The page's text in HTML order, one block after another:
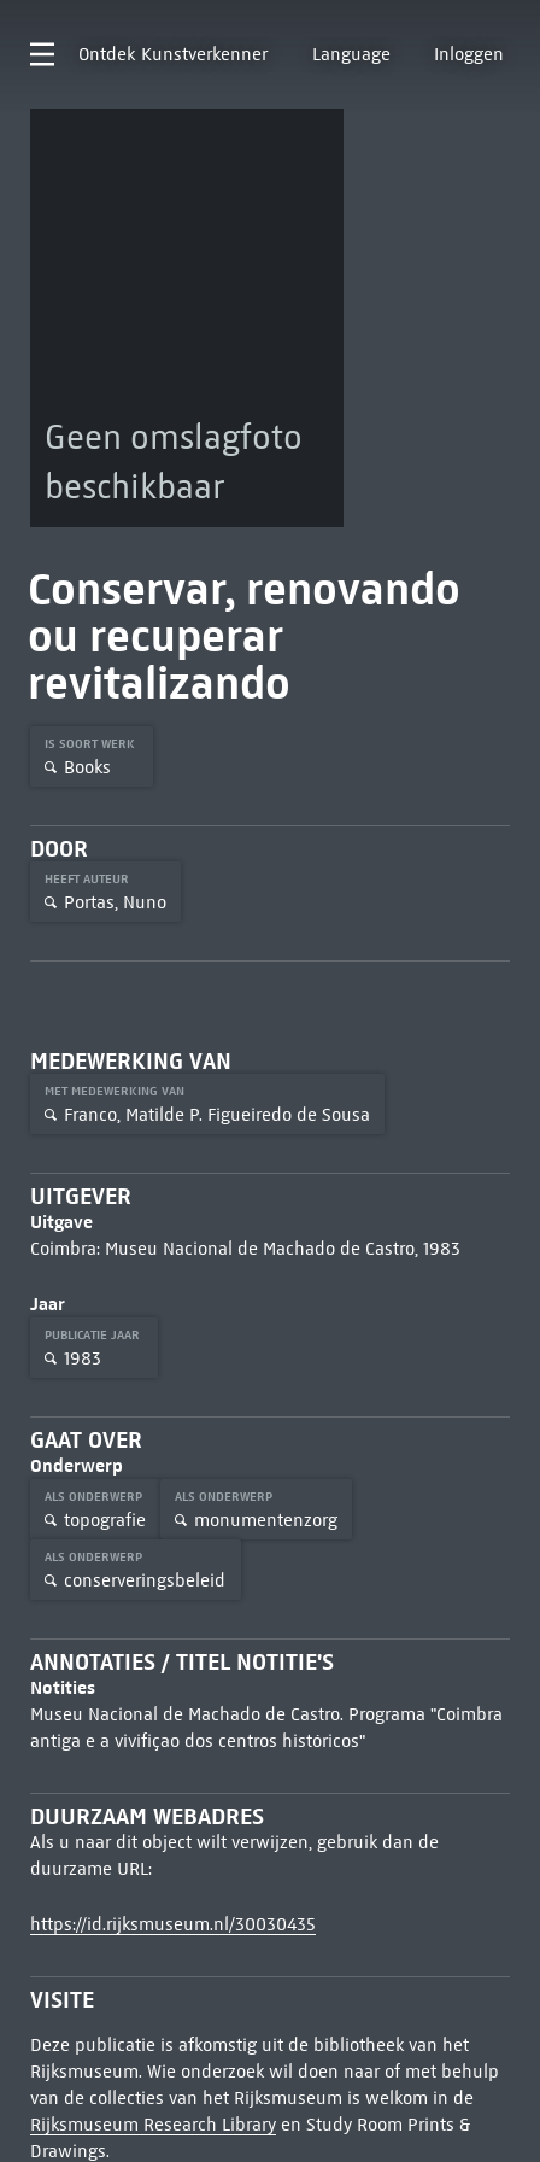
Ontdek Kunstverkenner Language Inloggen
Geen omslagfoto
beschikbaar
Conservar, renovando
ou recuperar
revitalizando
IS SOORT WERK
Books
DOOR
HEEFT AUTEUR
Portas, Nuno
MEDEWERKING VAN
MET MEDEWERKING VAN
Franco, Matilde P. Figueiredo de Sousa
UITGEVER
Uitgave
Coimbra: Museu Nacional de Machado de Castro, 1983
Jaar
PUBLICATIE JAAR
1983
GAAT OVER
Onderwerp
ALS ONDERWERP
topografie
ALS ONDERWERP
monumentenzorg
ALS ONDERWERP
conserveringsbeleid
ANNOTATIES / TITEL NOTITIE'S
Notities
Museu Nacional de Machado de Castro. Programa "Coimbra
antiga e a vivifiçao dos centros históricos"
DUURZAAM WEBADRES
Als u naar dit object wilt verwijzen, gebruik dan de
duurzame URL:
https://id.rijksmuseum.nl/30030435
VISITE
Deze publicatie is afkomstig uit de bibliotheek van het
Rijksmuseum. Wie onderzoek wil doen naar of met behulp
van de collecties van het Rijksmuseum is welkom in de
Rijksmuseum Research Libraryen Study Room Prints &
Drawings.